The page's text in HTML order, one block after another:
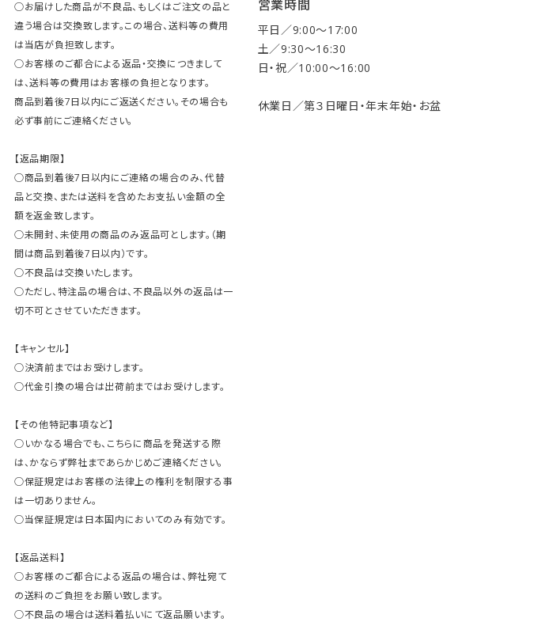
○お届けした商品が不良品、もしくはご注文の品と
違う場合は交換致します。この場合、送料等の費用
は当店が負担致します。
○お客様のご都合による返品・交換につきまして
は、送料等の費用はお客様の負担となります。
商品到着後7日以内にご返送ください。その場合も
必ず事前にご連絡ください。
【返品期限】
○商品到着後7日以内にご連絡の場合のみ、代替
品と交換、または送料を含めたお支払い金額の全
額を返金致します。
○未開封、未使用の商品のみ返品可とします。（期
間は商品到着後7日以内）です。
○不良品は交換いたします。
○ただし、特注品の場合は、不良品以外の返品は一
切不可とさせていただきます。
【キャンセル】
○決済前まではお受けします。
○代金引換の場合は出荷前まではお受けします。
【その他特記事項など】
○いかなる場合でも、こちらに商品を発送する際
は、かならず弊社まであらかじめご連絡ください。
○保証規定はお客様の法律上の権利を制限する事
は一切ありません。
○当保証規定は日本国内においてのみ有効です。
【返品送料】
○お客様のご都合による返品の場合は、弊社宛て
の送料のご負担をお願い致します。
○不良品の場合は送料着払いにて返品願います。
営業時間
平日／9:00〜17:00
土／9:30〜16:30
日・祝／10:00〜16:00
休業日／第３日曜日・年末年始・お盆